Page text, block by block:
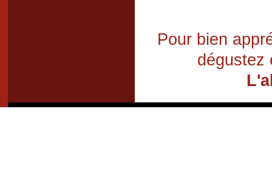
Pour bien
dégustez